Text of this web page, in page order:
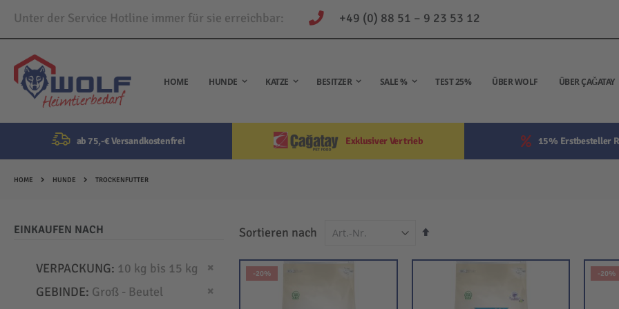
Unter der Service Hotline immer für sie erreichbar: +49 (0) 88 51 – 9 23 53 12
Direkt
zum
Inhalt
HOME HUNDE KATZE BESITZER SALE % TEST 25% ÜBER WOLF ÜBER ÇAĞATAY
ab 75,-€ Versandkostenfrei Exklusiver Vertrieb 15% Erstbesteller
HOME HUNDE TROCKENFUTTER
Sortieren nach
In
Reihenfolge
-20% -20%
EINKAUFEN NACH
VERPACKUNG 10 kg bis 15 kg
Dies entfernen
GEBINDE Groß - Beutel